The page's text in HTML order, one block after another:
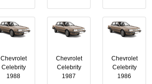
Chevrolet
Celebrity
1986
Chevrolet
Celebrity
1987
Chevrolet
Celebrity
1988